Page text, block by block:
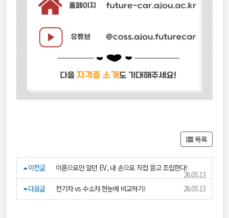
목록
이전글 이론으로만 알던 EV, 내 손으로 직접 뜯고 조립한다!
26.05.13
다음글
전기차 vs 수소차 한눈에 비교하기! 26.05.13